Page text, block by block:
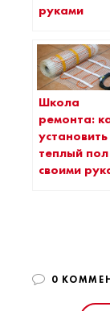
руками
Школа
ремонта:
установить
теплый пол
своими
0